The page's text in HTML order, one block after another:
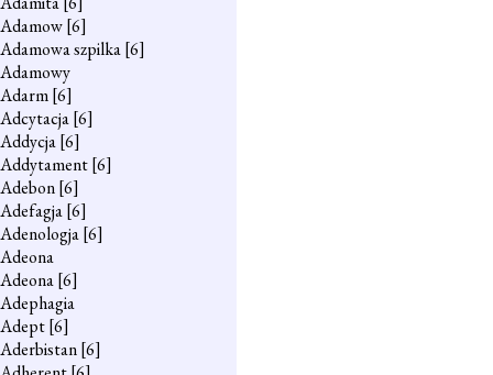
Adamow[6]
Adamowa szpilka[6]
Adamowy
Adarm[6]
Adcytacja[6]
Addycja[6]
Addytament[6]
Adebon[6]
Adefagja[6]
Adenologja[6]
Adeona
Adeona[6]
Adephagia
Adept[6]
Aderbistan[6]